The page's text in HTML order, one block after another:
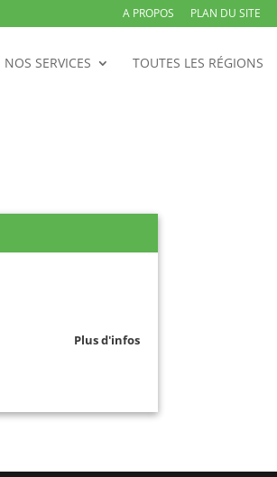
A PROPOS PLAN DU SITE
NOS SERVICES TOUTES LES RÉGIONS
Plus d'infos